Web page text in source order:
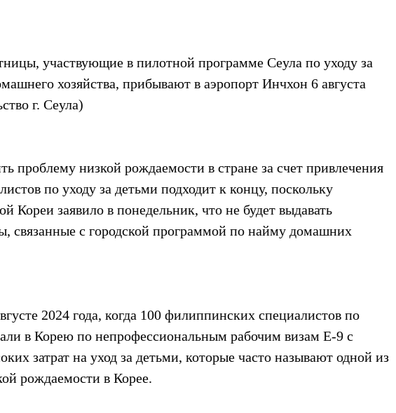
участвующие в пилотной программе Сеула по уходу за
хозяйства, прибывают в аэропорт Инчхон 6 августа
г. Сеула)
проблему низкой рождаемости в стране за счет привлечения
по уходу за детьми подходит к концу, поскольку
Кореи заявило в понедельник, что не будет выдавать
связанные с городской программой по найму домашних
2024 года, когда 100 филиппинских специалистов по
в Корею по непрофессиональным рабочим визам E-9 с
затрат на уход за детьми, которые часто называют одной из
рождаемости в Корее.